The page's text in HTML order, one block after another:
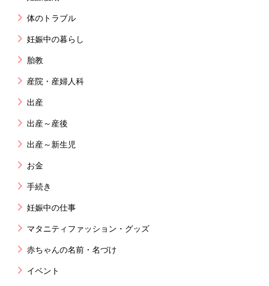
体のトラブル
妊娠中の暮らし
胎教
産院・産婦人科
出産
出産～産後
出産～新生児
お金
手続き
妊娠中の仕事
マタニティファッション・グッズ
赤ちゃんの名前・名づけ
イベント